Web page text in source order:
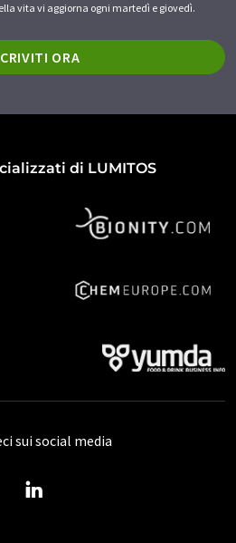
vita vi aggiorna ogni martedì e giovedì.
ORA
di LUMITOS
sui social media